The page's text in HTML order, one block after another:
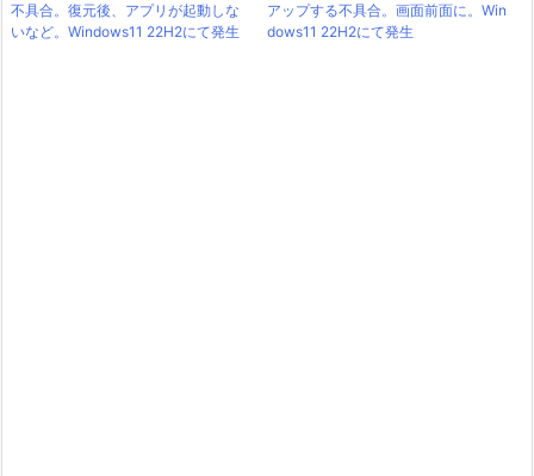
不具合。復元後、アプリが起動しな
いなど。Windows11 22H2にて発生
アップする不具合。画面前面に。Win
dows11 22H2にて発生